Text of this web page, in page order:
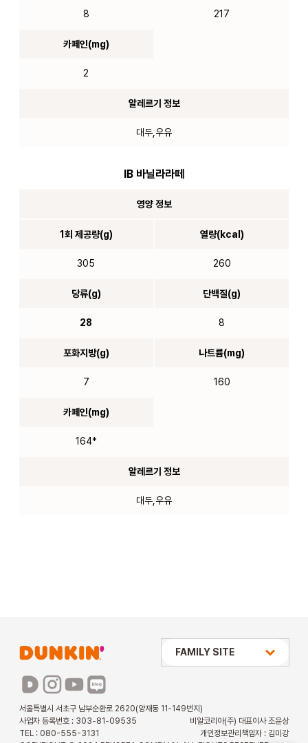
8 217
카페인(mg)
2
알레르기 정보
대두,우유
IB 바닐라라떼
영양 정보
1회 제공량(g)
305
열량(kcal)
260
당류(g)
28
단백질(g)
8
포화지방(g)
7
나트륨(mg)
160
카페인(mg)
164*
알레르기 정보
대두,우유
서울특별시 서초구 남부순환로 2620(양재동 11-149번지)
사업자 등록번호 : 303-81-09535
비알코리아(주) 대표이사 조윤상
TEL : 080-555-3131
개인정보관리책임자 : 김미강
상미당 HOLDINGS
파리바게뜨
파스쿠찌
FAMILY SITE